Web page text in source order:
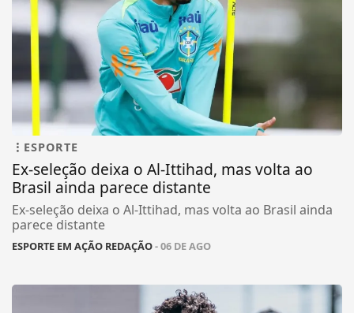
ESPORTE
Ex-seleção deixa o Al-Ittihad, mas volta ao
Brasil ainda parece distante
Ex-seleção deixa o Al-Ittihad, mas volta ao Brasil ainda
parece distante
ESPORTE EM AÇÃO REDAÇÃO- 06 DE AGO